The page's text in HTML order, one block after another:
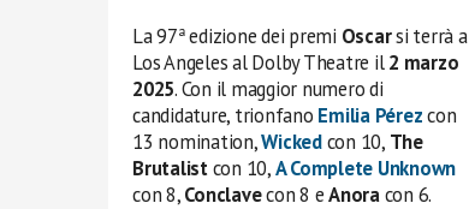
La 97ª edizione dei premi Oscarsi terrà a
Los Angeles al Dolby Theatre il2 marzo
2025. Con il maggior numero di
candidature, trionfano Emilia Pérezcon
13 nomination,Wickedcon 10, The
Brutalistcon 10,A Complete Unknown
con 8,Conclavecon 8 eAnoracon 6.